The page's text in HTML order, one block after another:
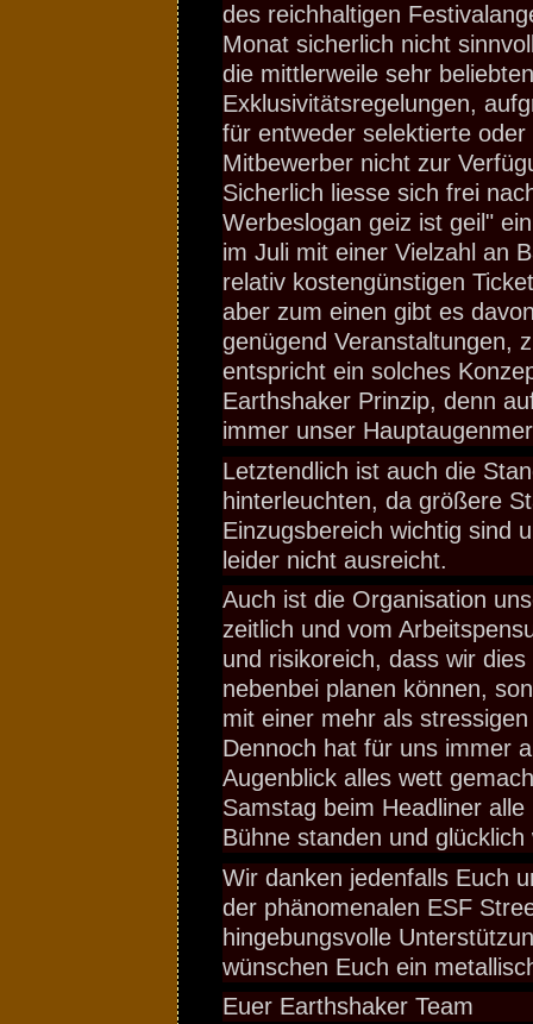
des reichhaltigen
Monat sicherlich nicht
die mittlerweile sehr beliebten
Exklusivitätsregelungen,
für entweder selektierte
Mitbewerber nicht zur
Sicherlich liesse sich frei
Werbeslogan geiz ist geil"
im Juli mit einer Vielzahl an
relativ kostengünstigen
aber zum einen gibt es
genügend Veranstaltungen,
entspricht ein solches
Earthshaker Prinzip, denn
immer unser
Letztendlich ist auch die
hinterleuchten, da größere
Einzugsbereich wichtig sind
leider nicht ausreicht.
Auch ist die Organisation
zeitlich und vom
und risikoreich, dass wir
nebenbei planen können,
mit einer mehr als
Dennoch hat für uns immer
Augenblick alles wett
Samstag beim Headliner
Bühne standen und glücklich
Wir danken jedenfalls Euch
der phänomenalen ESF
hingebungsvolle
wünschen Euch ein
Euer Earthshaker Team